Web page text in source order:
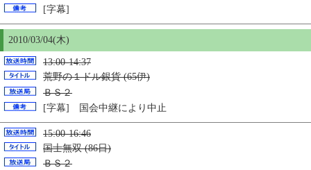
[字幕]
2010/03/04(木)
13:00-14:37
荒野の１ドル銀貨 (65伊)
ＢＳ２
[字幕] 国会中継により中止
15:00-16:46
国士無双 (86日)
ＢＳ２